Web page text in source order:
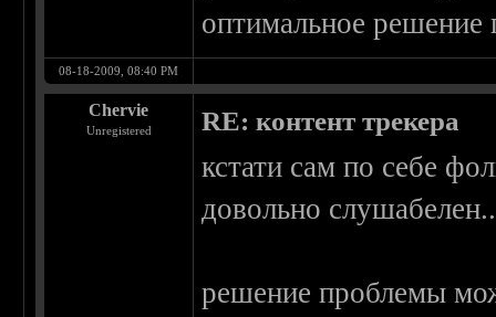
оптимальное
08-18-2009, 08:40 PM
Chervie
Unregistered RE: контент трекера
кстати сам по себе
довольно
решение проблемы